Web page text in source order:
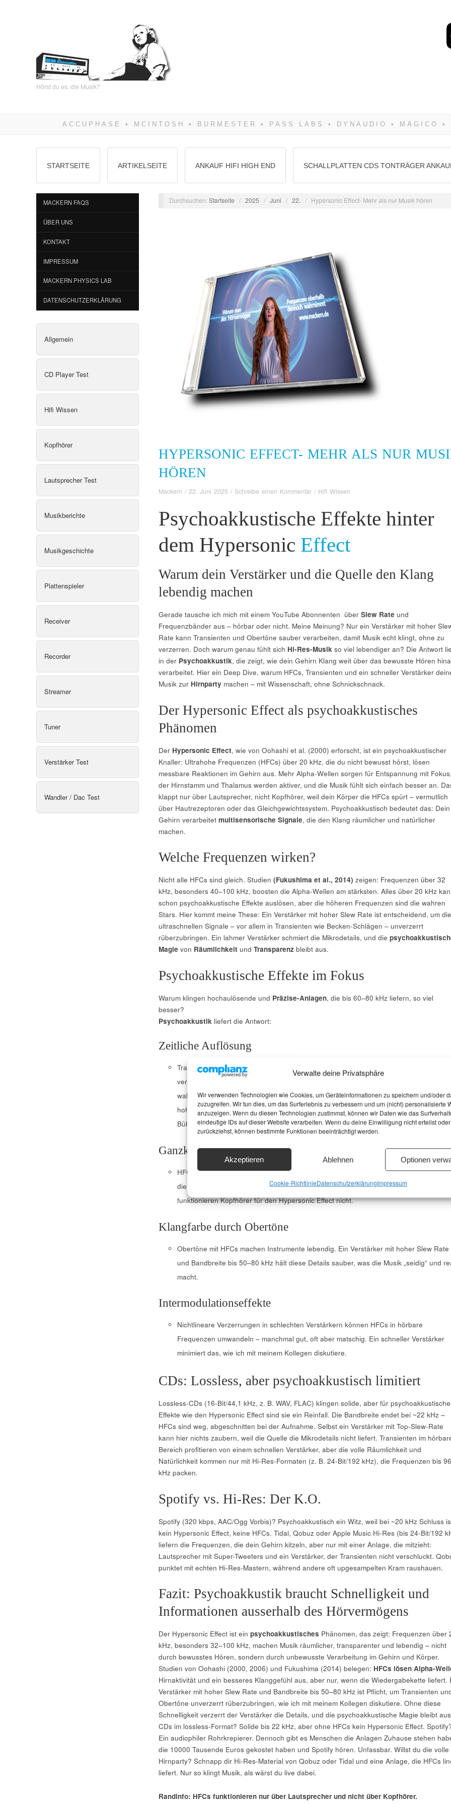
Verwalte deine Privatsphäre
Wir verwenden Technologien wie Cookies, um Geräteinformationen zu speichern und/oder
zuzugreifen. Wir tun dies, um das Surferlebnis zu verbessern und um (nicht) personalisierte
anzuzeigen. Wenn du diesen Technologien zustimmst, können wir Daten wie das
eindeutige IDs auf dieser Website verarbeiten. Wenn du deine Einwilligung nicht erteilst oder
zurückziehst, können bestimmte Funktionen beeinträchtigt werden.
Akzeptieren Ablehnen Optionen
Cookie-RichtlinieDatenschutzerklärungImpressum
Hörst du es, die Musik?
STARTSEITE ARTIKELSEITE ANKAUF HIFI HIGH END SCHALLPLATTEN CDS TONTRÄGER
MACKERN FAQS
ÜBER UNS
KONTAKT
IMPRESSUM
MACKERN PHYSICS LAB
DATENSCHUTZERKLÄRUNG
Allgemein
CD Player Test
Hifi Wissen
Kopfhörer
Lautsprecher Test
Musikberichte
Musikgeschichte
Plattenspieler
Receiver
Recorder
Streamer
Tuner
Verstärker Test
Wandler / Dac Test
Durchsuchen:Startseite / 2025 / Juni / 22. / Hypersonic Effect- Mehr als nur Musik hören
HYPERSONIC EFFECT- MEHR ALS NUR
HÖREN
Mackern / 22. Juni 2025 / Schreibe einen Kommentar/ Hifi Wissen
Psychoakkustische Effekte hinter
dem Hypersonic Effect
Warum dein Verstärker und die Quelle den Klang
lebendig machen
Gerade tausche ich mich mit einem YouTube Abonnenten über Slew Rate und
Frequenzbänder aus – hörbar oder nicht. Meine Meinung? Nur ein Verstärker mit hoher
Rate kann Transienten und Obertöne sauber verarbeiten, damit Musik echt klingt, ohne zu
verzerren. Doch warum genau fühlt sich Hi-Res-Musikso viel lebendiger an? Die Antwort
in der Psychoakkustik, die zeigt, wie dein Gehirn Klang weit über das bewusste Hören
verarbeitet. Hier ein Deep Dive, warum HFCs, Transienten und ein schneller Verstärker
Musik zur Hirnparty machen – mit Wissenschaft, ohne Schnickschnack.
Der Hypersonic Effect als psychoakkustisches
Phänomen
Der Hypersonic Effect, wie von Oohashi et al. (2000) erforscht, ist ein psychoakkustischer
Knaller: Ultrahohe Frequenzen (HFCs) über 20 kHz, die du nicht bewusst hörst, lösen
messbare Reaktionen im Gehirn aus. Mehr Alpha-Wellen sorgen für Entspannung mit Fokus,
der Hirnstamm und Thalamus werden aktiver, und die Musik fühlt sich einfach besser an.
klappt nur über Lautsprecher, nicht Kopfhörer, weil dein Körper die HFCs spürt – vermutlich
über Hautrezeptoren oder das Gleichgewichtssystem. Psychoakkustisch bedeutet das: Dein
Gehirn verarbeitet multisensorische Signale, die den Klang räumlicher und natürlicher
machen.
Welche Frequenzen wirken?
Nicht alle HFCs sind gleich. Studien (Fukushima et al., 2014) zeigen: Frequenzen über 32
kHz, besonders 40–100 kHz, boosten die Alpha-Wellen am stärksten. Alles über 20 kHz
schon psychoakkustische Effekte auslösen, aber die höheren Frequenzen sind die wahren
Stars. Hier kommt meine These: Ein Verstärker mit hoher Slew Rate ist entscheidend, um
ultraschnellen Signale – vor allem in Transienten wie Becken-Schlägen – unverzerrt
rüberzubringen. Ein lahmer Verstärker schmiert die Mikrodetails, und die
Magie von Räumlichkeit und Transparenzbleibt aus.
Psychoakkustische Effekte im Fokus
Warum klingen hochaulösende und Präzise-Anlagen, die bis 60–80 kHz liefern, so viel
besser?
Psychoakkustikliefert die Antwort:
Zeitliche Auflösung
Transienten (z. B. Schlagzeug-Anschläge) enthalten HFCs, die dein Gehirn unbewusst
verarbeitet. Das Gehör kann Zeitunterschiede von unter 10 Mikrosekunden
wahrnehmen, was die Schallquellenortung präziser macht. Ein schneller Verstärker mit
hoher Slew Rate bewahrt die Schärfe dieser Impulse – ohne verzerrt der Klang, die
Bühne wird flach.
Ganzkörper-Wahrnehmung
HFCs wirken nicht nur übers Ohr, sondern über Haut oder Knochenleitung. Das
die räumliche Tiefe, weil dein Gehirn Vibrationen als zusätzliche Hinweise nutzt.
funktionieren Kopfhörer für den Hypersonic Effect nicht.
Klangfarbe durch Obertöne
Obertöne mit HFCs machen Instrumente lebendig. Ein Verstärker mit hoher Slew Rate
und Bandbreite bis 50–80 kHz hält diese Details sauber, was die Musik „seidig“ und
macht.
Intermodulationseffekte
Nichtlineare Verzerrungen in schlechten Verstärkern können HFCs in hörbare
Frequenzen umwandeln – manchmal gut, oft aber matschig. Ein schneller Verstärker
minimiert das, wie ich mit meinem Kollegen diskutiere.
CDs: Lossless, aber psychoakkustisch limitiert
Lossless-CDs (16-Bit/44,1 kHz, z. B. WAV, FLAC) klingen solide, aber für psychoakkustische
Effekte wie den Hypersonic Effect sind sie ein Reinfall. Die Bandbreite endet bei ~22 kHz –
HFCs sind weg, abgeschnitten bei der Aufnahme. Selbst ein Verstärker mit Top-Slew-Rate
kann hier nichts zaubern, weil die Quelle die Mikrodetails nicht liefert. Transienten im
Bereich profitieren von einem schnellen Verstärker, aber die volle Räumlichkeit und
Natürlichkeit kommen nur mit Hi-Res-Formaten (z. B. 24-Bit/192 kHz), die Frequenzen bis 96
kHz packen.
Spotify vs. Hi-Res: Der K.O.
Spotify (320 kbps, AAC/Ogg Vorbis)? Psychoakkustisch ein Witz, weil bei ~20 kHz Schluss
kein Hypersonic Effect, keine HFCs. Tidal, Qobuz oder Apple Music Hi-Res (bis 24-Bit/192
liefern die Frequenzen, die dein Gehirn kitzeln, aber nur mit einer Anlage, die mitzieht:
Lautsprecher mit Super-Tweeters und ein Verstärker, der Transienten nicht verschluckt.
punktet mit echten Hi-Res-Mastern, während andere oft upgesampelten Kram raushauen.
Fazit: Psychoakkustik braucht Schnelligkeit und
Informationen ausserhalb des Hörvermögens
Der Hypersonic Effect ist ein psychoakkustisches Phänomen, das zeigt: Frequenzen über
kHz, besonders 32–100 kHz, machen Musik räumlicher, transparenter und lebendig – nicht
durch bewusstes Hören, sondern durch unbewusste Verarbeitung im Gehirn und Körper.
Studien von Oohashi (2000, 2006) und Fukushima (2014) belegen: HFCs lösen Alpha-
Hirnaktivität und ein besseres Klanggefühl aus, aber nur, wenn die Wiedergabekette liefert.
Verstärker mit hoher Slew Rate und Bandbreite bis 50–80 kHz ist Pflicht, um Transienten
Obertöne unverzerrt rüberzubringen, wie ich mit meinem Kollegen diskutiere. Ohne diese
Schnelligkeit verzerrt der Verstärker die Details, und die psychoakkustische Magie bleibt
CDs im lossless-Format? Solide bis 22 kHz, aber ohne HFCs kein Hypersonic Effect.
Ein audiophiler Rohrkrepierer. Dennoch gibt es Menschen die Anlagen Zuhause stehen
die 10000 Tausende Euros gekostet haben und Spotify hören. Unfassbar. Willst du die volle
Hirnparty? Schnapp dir Hi-Res-Material von Qobuz oder Tidal und eine Anlage, die HFCs
liefert. Nur so klingt Musik, als wärst du live dabei.
Randinfo: HFCs funktionieren nur über Lautsprecher und nicht über Kopfhörer.